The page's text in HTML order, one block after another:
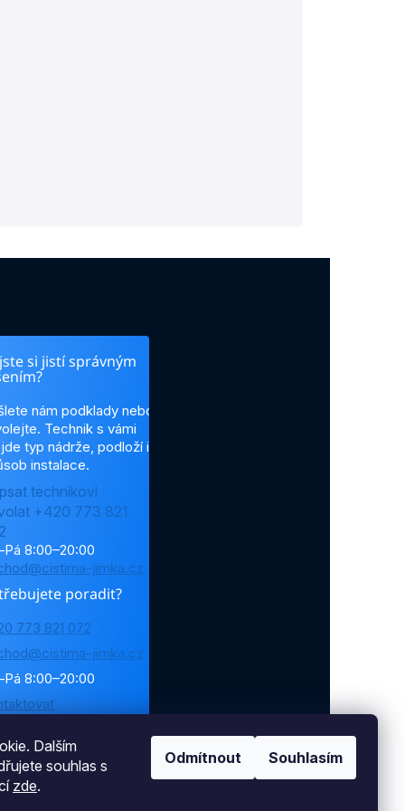
Dalším
souhlas s
zde.
Odmítnout Souhlasím
si jistí správným
nám podklady nebo
Technik s vámi
typ nádrže, podloží i
instalace.
technikovi
+420 773 821
8:00–20:00
jimka.cz
poradit?
773 821 072
jimka.cz
8:00–20:00